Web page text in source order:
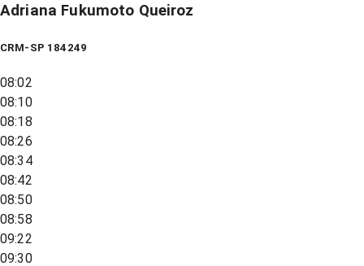
Adriana Fukumoto Queiroz
CRM-SP 184249
08:02
08:10
08:18
08:26
08:34
08:42
08:50
08:58
09:22
09:30